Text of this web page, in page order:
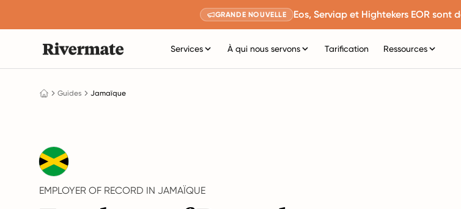
GRANDE NOUVELLE Eos, Serviap et Hightekers EOR sont
Services À qui nous servons Tarification Ressources
Guides Jamaïque
EMPLOYER OF RECORD IN JAMAÏQUE